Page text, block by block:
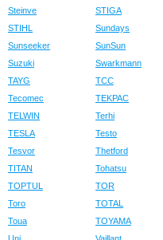
Steinve
STIGA
STIHL
Sundays
Sunseeker
SunSun
Suzuki
Swarkmann
TAYG
TCC
Tecomec
TEKPAC
TELWIN
Terhi
TESLA
Testo
Tesvor
Thetford
TITAN
Tohatsu
TOPTUL
TOR
Toro
TOTAL
Toua
TOYAMA